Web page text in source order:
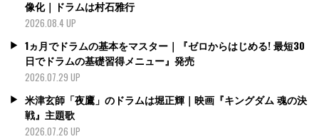
像化｜ドラムは村石雅行
2026.08.4 UP
1ヵ月でドラムの基本をマスター｜『ゼロからはじめる! 最短30
日でドラムの基礎習得メニュー』発売
2026.07.29 UP
米津玄師「夜鷹」のドラムは堀正輝｜映画『キングダム 魂の決
戦』主題歌
2026.07.26 UP